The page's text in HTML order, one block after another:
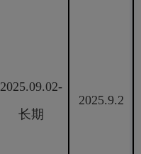
2025.09.02-
长期
2025.9.2